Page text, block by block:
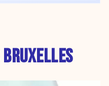
BRUXELLES